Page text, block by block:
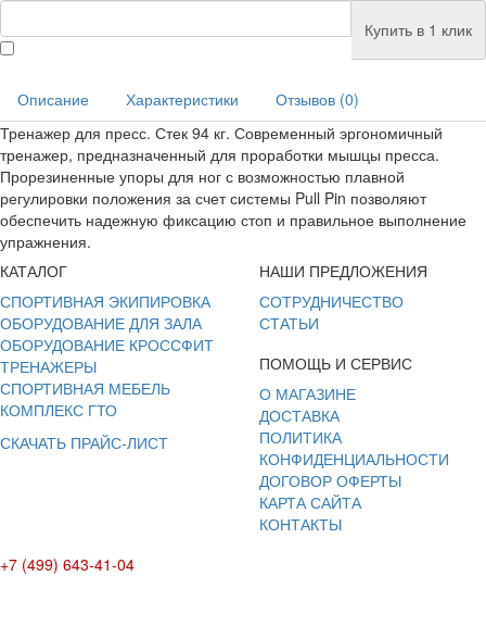
Купить в 1 клик
Описание Характеристики
Отзывов (0)
Тренажер для пресс. Стек 94 кг. Современный эргономичный
тренажер, предназначенный для проработки мышцы пресса.
Прорезиненные упоры для ног с возможностью плавной
регулировки положения за счет системы Pull Pin позволяют
обеспечить надежную фиксацию стоп и правильное выполнение
упражнения.
КАТАЛОГ
СПОРТИВНАЯ ЭКИПИРОВКА
ОБОРУДОВАНИЕ ДЛЯ ЗАЛА
ОБОРУДОВАНИЕ КРОССФИТ
ТРЕНАЖЕРЫ
СПОРТИВНАЯ МЕБЕЛЬ
КОМПЛЕКС ГТО
СКАЧАТЬ ПРАЙС-ЛИСТ
НАШИ ПРЕДЛОЖЕНИЯ
СОТРУДНИЧЕСТВО
СТАТЬИ
ПОМОЩЬ И СЕРВИС
О МАГАЗИНЕ
ДОСТАВКА
ПОЛИТИКА
КОНФИДЕНЦИАЛЬНОСТИ
ДОГОВОР ОФЕРТЫ
КАРТА САЙТА
КОНТАКТЫ
+7 (499) 643-41-04